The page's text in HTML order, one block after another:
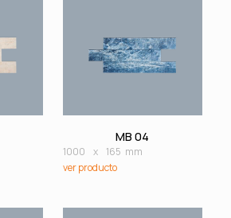
MB 04
1000 x 165 mm
ver producto